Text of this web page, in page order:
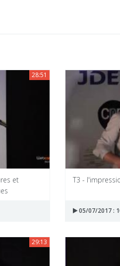
28:51
et
T3 -
05/07/2017 :
29:13